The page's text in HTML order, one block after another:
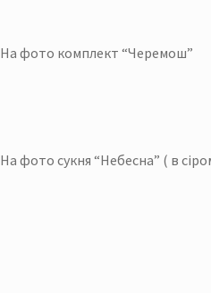
На фото комплект “Черемош”
На фото сукня “Небесна” ( в